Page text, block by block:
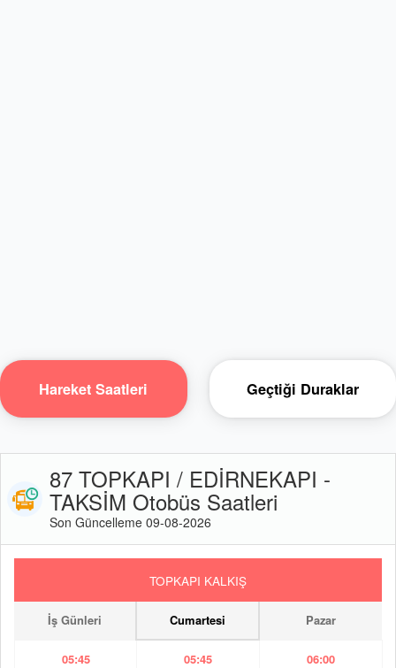
Hareket Saatleri Geçtiği Duraklar
87 TOPKAPI / EDİRNEKAPI -
TAKSİM Otobüs Saatleri
Son Güncelleme 09-08-2026
TOPKAPI KALKIŞ
İş Günleri Cumartesi Pazar
05:45 05:45 06:00